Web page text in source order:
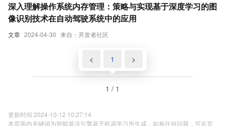
文章 2024-04-30 来自：开发者社区
深入理解操作系统内存管理：策略与实现基于深度学习的图
像识别技术在自动驾驶系统中的应用
< 1 >
1 / 1
更新时间 2024-10-12 10:27:14
本页面内关键词为智能算法引擎基于机器学习所生成，如有任何问题，可在页